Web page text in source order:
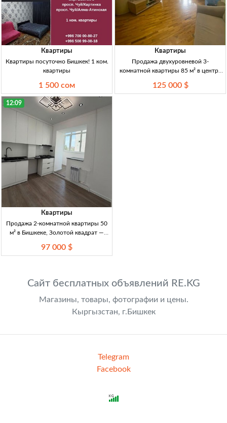
Квартиры
Квартиры посуточно Бишкек! 1 ком.
квартиры
1 500 сом
Квартиры
Продажа двухуровневой 3-
комнатной квартиры 85 м² в центре
центр Бишкека, 5–6 эт., кирпич, 3
125 000 $
12:09
Квартиры
Продажа 2-комнатной квартиры 50
м² в Бишкеке, Золотой квадрат —
эт., кирпич, Золотой квадрат, свеж.
97 000 $
Сайт бесплатных объявлений RE.KG
Магазины, товары, фотографии и цены.
Кыргызстан, г.Бишкек
Telegram
Facebook